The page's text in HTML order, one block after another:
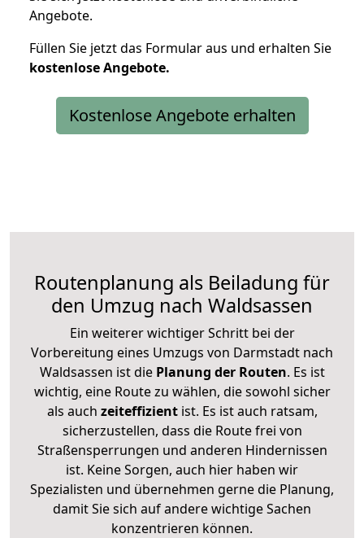
Angebote.
Füllen Sie jetzt das Formular aus und erhalten Sie
kostenloseAngebote.
Kostenlose Angebote erhalten
Routenplanung als Beiladung für
den Umzug nach Waldsassen
Ein weiterer wichtiger Schritt bei der
Vorbereitung eines Umzugs von Darmstadt nach
Waldsassen ist diePlanung der Routen. Es ist
wichtig, eine Route zu wählen, die sowohl sicher
als auch zeiteffizientist. Es ist auch ratsam,
sicherzustellen, dass die Route frei von
Straßensperrungen und anderen Hindernissen
ist. Keine Sorgen, auch hier haben wir
Spezialisten und übernehmen gerne die Planung,
damit Sie sich auf andere wichtige Sachen
konzentrieren können.